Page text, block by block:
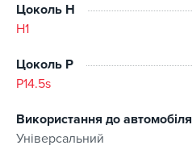
Цоколь H
H1
Цоколь P
P14.5s
Використання до автомобіля
Універсальний